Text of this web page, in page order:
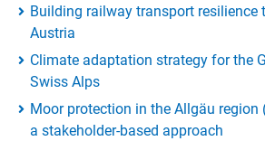
Building railway transport resilience
Austria
Climate adaptation strategy for the
Swiss Alps
Moor protection in the Allgäu region
a stakeholder-based approach